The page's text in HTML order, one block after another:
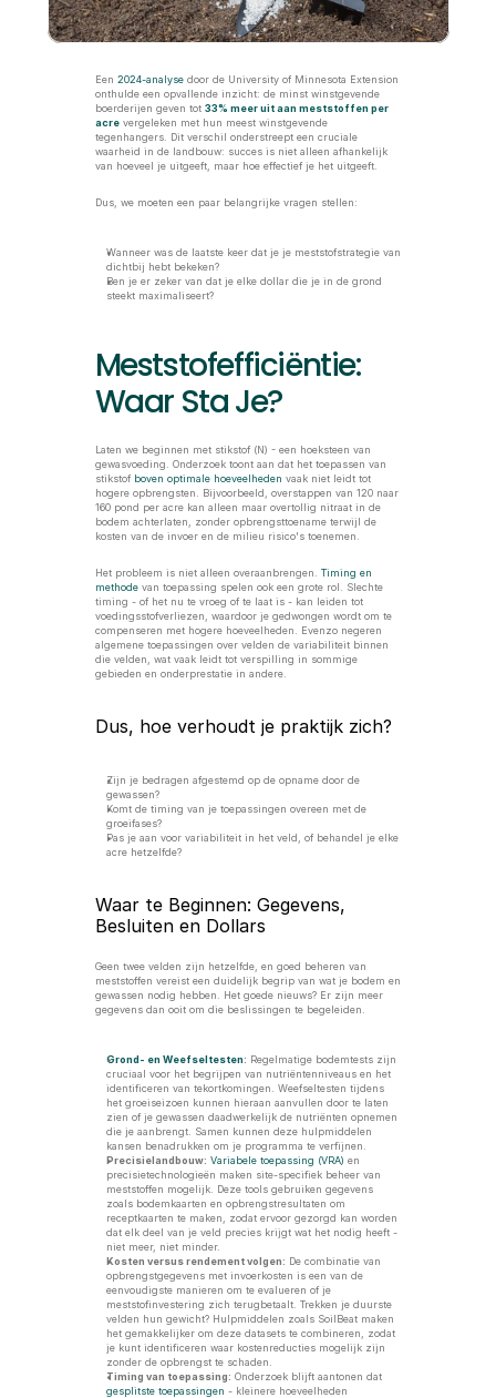
Een 2024-analyse door de University of Minnesota Extension
onthulde een opvallende inzicht: de minst winstgevende
boerderijen geven tot 33% meer uit aan meststoffen per
acre vergeleken met hun meest winstgevende
tegenhangers. Dit verschil onderstreept een cruciale
waarheid in de landbouw: succes is niet alleen afhankelijk
van hoeveel je uitgeeft, maar hoe effectief je het uitgeeft.
Dus, we moeten een paar belangrijke vragen stellen:
Wanneer was de laatste keer dat je je meststofstrategie van
dichtbij hebt bekeken?
Ben je er zeker van dat je elke dollar die je in de grond
steekt maximaliseert?
Meststofefficiëntie:
Waar Sta Je?
Laten we beginnen met stikstof (N) - een hoeksteen van
gewasvoeding. Onderzoek toont aan dat het toepassen van
stikstof boven optimale hoeveelheden vaak niet leidt tot
hogere opbrengsten. Bijvoorbeeld, overstappen van 120 naar
160 pond per acre kan alleen maar overtollig nitraat in de
bodem achterlaten, zonder opbrengsttoename terwijl de
kosten van de invoer en de milieu risico's toenemen.
Het probleem is niet alleen overaanbrengen. Timing en
methode van toepassing spelen ook een grote rol. Slechte
timing - of het nu te vroeg of te laat is - kan leiden tot
voedingsstofverliezen, waardoor je gedwongen wordt om te
compenseren met hogere hoeveelheden. Evenzo negeren
algemene toepassingen over velden de variabiliteit binnen
die velden, wat vaak leidt tot verspilling in sommige
gebieden en onderprestatie in andere.
Dus, hoe verhoudt je praktijk zich?
Zijn je bedragen afgestemd op de opname door de
gewassen?
Komt de timing van je toepassingen overeen met de
groeifases?
Pas je aan voor variabiliteit in het veld, of behandel je elke
acre hetzelfde?
Waar te Beginnen: Gegevens,
Besluiten en Dollars
Geen twee velden zijn hetzelfde, en goed beheren van
meststoffen vereist een duidelijk begrip van wat je bodem en
gewassen nodig hebben. Het goede nieuws? Er zijn meer
gegevens dan ooit om die beslissingen te begeleiden.
Grond- en Weefseltesten: Regelmatige bodemtests zijn
cruciaal voor het begrijpen van nutriëntenniveaus en het
identificeren van tekortkomingen. Weefseltesten tijdens
het groeiseizoen kunnen hieraan aanvullen door te laten
zien of je gewassen daadwerkelijk de nutriënten opnemen
die je aanbrengt. Samen kunnen deze hulpmiddelen
kansen benadrukken om je programma te verfijnen.
Precisielandbouw: Variabele toepassing (VRA) en
precisietechnologieën maken site-specifiek beheer van
meststoffen mogelijk. Deze tools gebruiken gegevens
zoals bodemkaarten en opbrengstresultaten om
receptkaarten te maken, zodat ervoor gezorgd kan worden
dat elk deel van je veld precies krijgt wat het nodig heeft -
niet meer, niet minder.
Kosten versus rendement volgen: De combinatie van
opbrengstgegevens met invoerkosten is een van de
eenvoudigste manieren om te evalueren of je
meststofinvestering zich terugbetaalt. Trekken je duurste
velden hun gewicht? Hulpmiddelen zoals SoilBeat maken
het gemakkelijker om deze datasets te combineren, zodat
je kunt identificeren waar kostenreducties mogelijk zijn
zonder de opbrengst te schaden.
Timing van toepassing:
Onderzoek blijft aantonen dat
gesplitste toepassingen - kleinere hoeveelheden